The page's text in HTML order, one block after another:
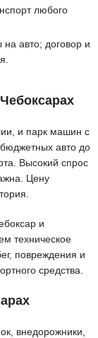
любого
авто; договор и
и парк машин с
авто до
Высокий спрос
Цену
и
техническое
повреждения и
средства.
внедорожники,